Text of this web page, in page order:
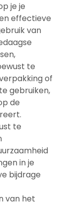
je je
effectieve
van
te
of
gebruiken,
de
te
in je
bijdrage
van het